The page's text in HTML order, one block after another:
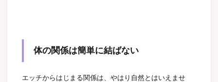
体の関係は簡単に結ばない
エッチからはじまる関係は、やはり自然とはいえませ